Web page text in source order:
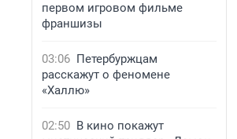
первом игровом фильме
франшизы
03:06 Петербуржцам
расскажут о феномене
«Халлю»
02:50 В кино покажут